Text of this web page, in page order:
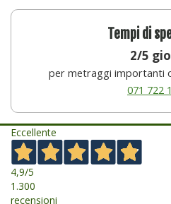
Tempi di
2/5
per metraggi importanti
071 722
Eccellente
4,9/5
1.300
recensioni